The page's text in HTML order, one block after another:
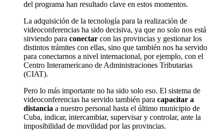
del programa han resultado clave en estos momentos.
La adquisición de la tecnología para la realización de
videoconferencias ha sido decisiva, ya que no solo nos está
sirviendo para conectar con las provincias y gestionar los
distintos trámites con ellas, sino que también nos ha servido
para conectarnos a nivel internacional, por ejemplo, con el
Centro Interamericano de Administraciones Tributarias
(CIAT).
Pero lo más importante no ha sido solo eso. El sistema de
videoconferencias ha servido también para capacitar a
distancia a nuestro personal hasta el último municipio de
Cuba, indicar, intercambiar, supervisar y controlar, ante la
imposibilidad de movilidad por las provincias.